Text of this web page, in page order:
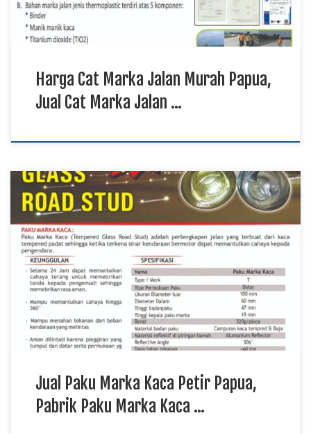
Harga Cat Marka Jalan Murah Papua,
Jual Cat Marka Jalan …
Jual Paku Marka Kaca Petir Papua, Pabrik Paku Marka Kaca
Petir Sulawesi, Harga Paku Marka Kaca Petir Murah
Kalimantan TKDN E Katalog Paku marka kaca petir
merupakan perlengkapan keselamatan jalan yang berfungsi
meningkatkan visibilitas marka melalui pantulan cahaya
kendaraan, terutama pada malam hari atau saat kondisi cuaca
kurang mendukung. Jual […]
Jual Paku Marka Kaca Petir Papua,
Pabrik Paku Marka Kaca …